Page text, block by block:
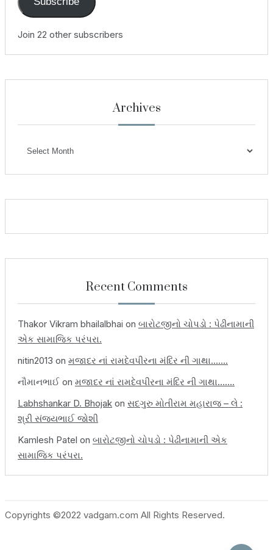
Join 22 other subscribers
Archives
Recent Comments
Thakor Vikram bhailalbhai on બારોટજીનો ચોપડો : પેઢીનામાની
એક સામાજિક પરંપરા.
nitin2013 on મજાદર નાં રામદેવપીરના મંદિર ની ગાથા…….
નૌમાનભાઈ on મજાદર નાં રામદેવપીરના મંદિર ની ગાથા…….
Labhshankar D. Bhojak on સદગુરુ મોતીરામ મહારાજ – લે :
શ્રી સંજયભાઈ જોશી
Kamlesh Patel on બારોટજીનો ચોપડો : પેઢીનામાની એક
સામાજિક પરંપરા.
Copyrights ©2022 vadgam.com All Rights Reserved.